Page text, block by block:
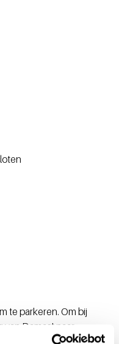
te parkeren. Om bij
van Damast naar